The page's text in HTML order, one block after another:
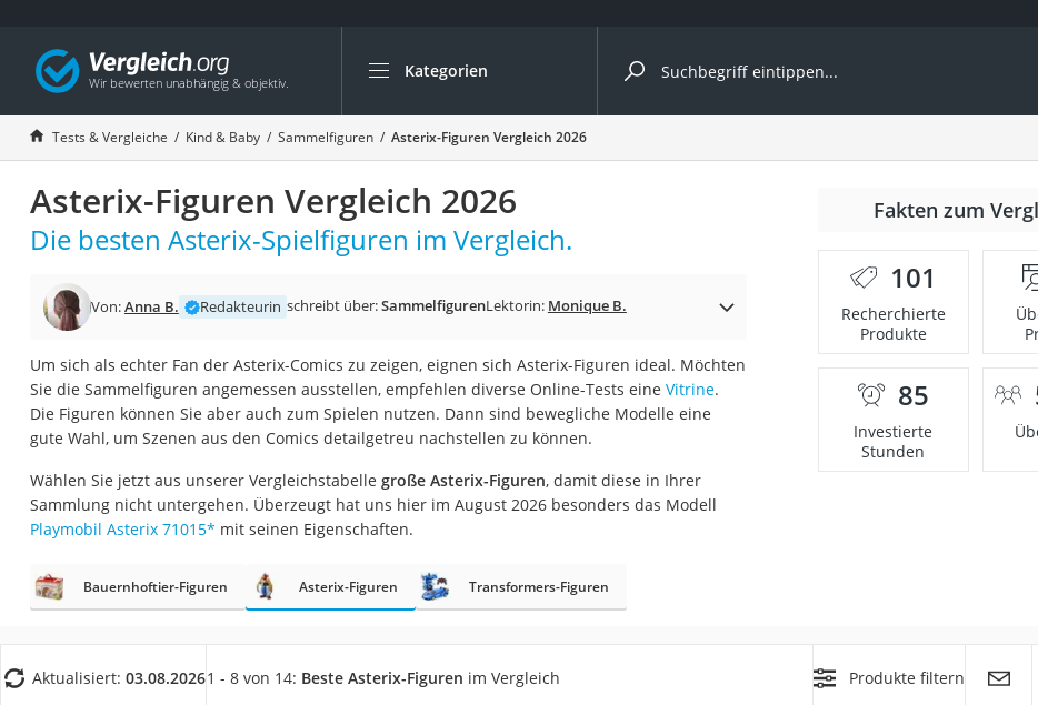
Kategorien
Die beliebtesten Vergleiche nach Kategorie
Kind & Baby
Babyphone mit 2 Kameras
Walkie-Talkie Kinder
Kindermatratzen
Babywippe
Rollschuhe für Kinder
Laufrad
Kinderschubkarre
Babyschlafsack
Kinderuhr
Babyphone
Kindersitz ab 4 Jahren
Kindersitz 15–36 kg
Tests & Vergleiche Kind & Baby Sammelfiguren Asterix-Figuren Vergleich 2026
Asterix-Figuren Vergleich 2026
Die besten Asterix-Spielfiguren im Vergleich.
Von:Anna B. Redakteurin schreibt über:SammelfigurenLektorin: Monique B.
Um sich als echter Fan der Asterix-Comics zu zeigen, eignen sich Asterix-Figuren ideal. Möchten
Sie die Sammelfiguren angemessen ausstellen, empfehlen diverse Online-Tests eine Vitrine.
Die Figuren können Sie aber auch zum Spielen nutzen. Dann sind bewegliche Modelle eine
gute Wahl, um Szenen aus den Comics detailgetreu nachstellen zu können.
Wählen Sie jetzt aus unserer Vergleichstabelle große Asterix-Figuren, damit diese in Ihrer
Sammlung nicht untergehen. Überzeugt hat uns hier im August 2026 besonders das Modell
Playmobil Asterix 71015* mit seinen Eigenschaften.
Fakten zum
101
Recherchierte
Produkte
85
Investierte
Stunden
Bauernhoftier-Figuren Asterix-Figuren Transformers-Figuren
Aktualisiert: 03.08.20261 - 8 von 14: Beste Asterix-Figuren im Vergleich Produkte filtern